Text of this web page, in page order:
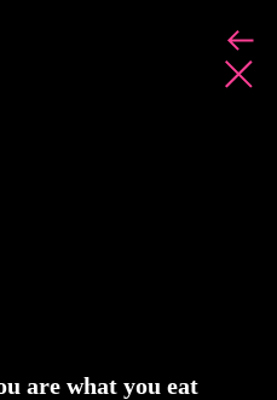
are what you eat